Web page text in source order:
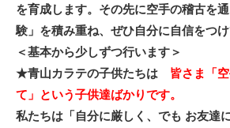
を育成します。その先に空手の稽古を
験」を積み重ね、ぜひ自分に自信をつけ
＜基本から少しずつ行います＞
★青山カラテの子供たちは 皆さま 「
て」という子供達ばかりです。
私たちは「自分に厳しく、でも お友達